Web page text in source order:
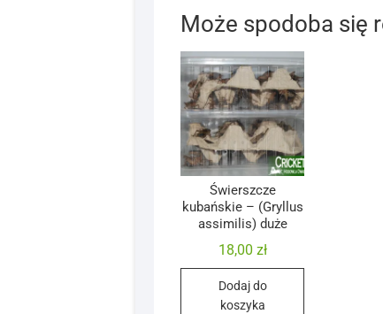
Może spodoba się
Świerszcze
kubańskie – (Gryllus
assimilis) duże
18,00 zł
Dodaj do
koszyka